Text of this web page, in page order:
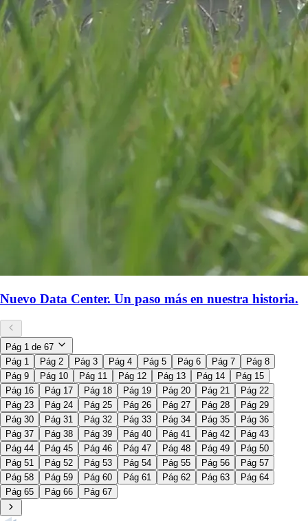
Nuevo Data Center. Un paso más en nuestra historia.
Pág 1 de 67
Pág 1
Pág 2 Pág 3 Pág 4 Pág 5 Pág 6 Pág 7
Pág 8
Pág 9
Pág 10 Pág 11 Pág 12 Pág 13 Pág 14
Pág 15
Pág 16
Pág 17 Pág 18 Pág 19 Pág 20 Pág 21
Pág 22
Pág 23
Pág 24 Pág 25 Pág 26 Pág 27 Pág 28
Pág 29
Pág 30
Pág 31 Pág 32 Pág 33 Pág 34 Pág 35
Pág 36
Pág 37
Pág 38 Pág 39 Pág 40 Pág 41 Pág 42
Pág 43
Pág 44
Pág 45 Pág 46 Pág 47 Pág 48 Pág 49
Pág 50
Pág 51
Pág 52 Pág 53 Pág 54 Pág 55 Pág 56
Pág 57
Pág 58
Pág 59 Pág 60 Pág 61 Pág 62 Pág 63
Pág 64
Pág 65
Pág 66 Pág 67